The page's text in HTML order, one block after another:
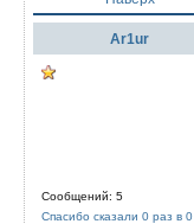
Ar1ur
Сообщений: 5
Спасибо сказали 0 раз в 0